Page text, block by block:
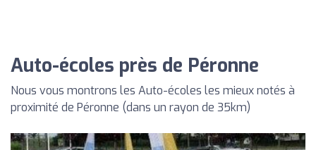
Auto-écoles près de Péronne
Nous vous montrons les Auto-écoles les mieux notés à
proximité de Péronne (dans un rayon de 35km)